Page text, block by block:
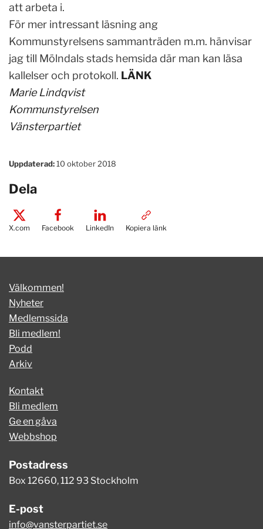
att arbeta i.
För mer intressant läsning ang
Kommunstyrelsens sammanträden m.m. hänvisar
jag till Mölndals stads hemsida där man kan läsa
kallelser och protokoll. LÄNK
Marie Lindqvist
Kommunstyrelsen
Vänsterpartiet
Uppdaterad:10 oktober 2018
Dela
X.com Facebook LinkedIn Kopiera länk
Välkommen!
Nyheter
Medlemssida
Bli medlem!
Podd
Arkiv
Kontakt
Bli medlem
Ge en gåva
Webbshop
Postadress
Box 12660, 112 93 Stockholm
E-post
info@vansterpartiet.se